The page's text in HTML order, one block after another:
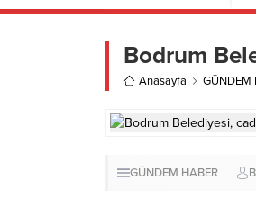
Bodrum
Anasayfa GÜNDEM
GÜNDEM HABER